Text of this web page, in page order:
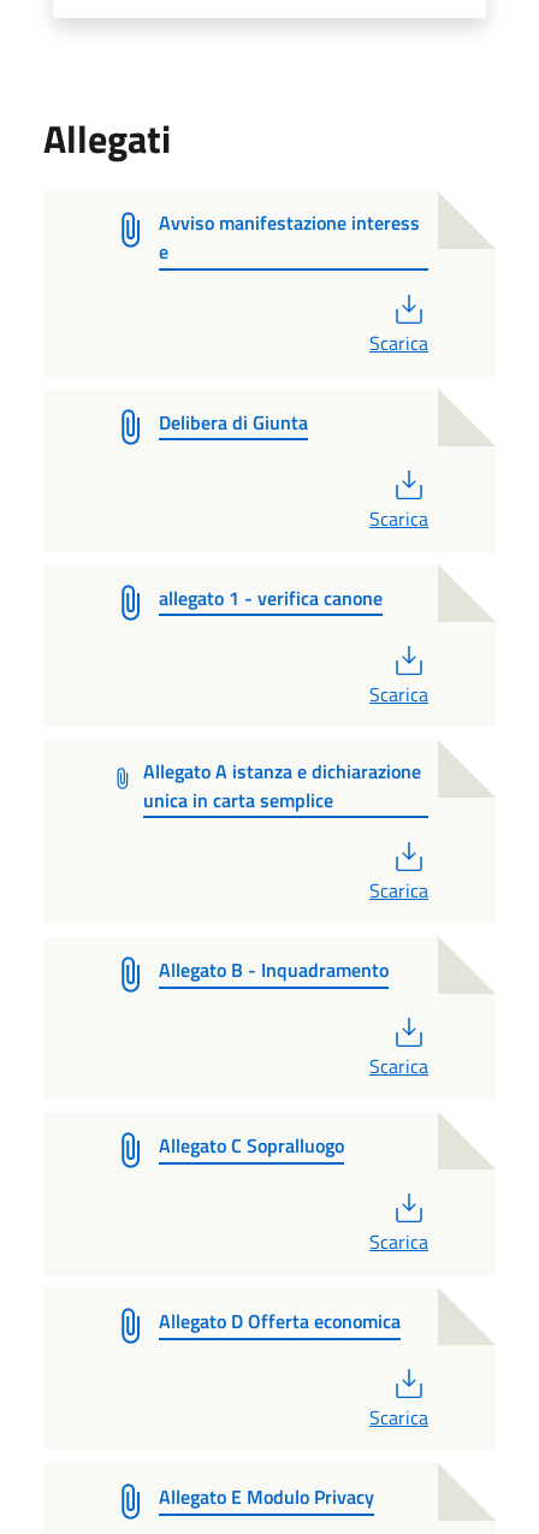
Allegati
Avviso manifestazione interess
e
Scarica
Delibera di Giunta
Scarica
allegato 1 - verifica canone
Scarica
Allegato A istanza e dichiarazione
unica in carta semplice
Scarica
Allegato B - Inquadramento
Scarica
Allegato C Sopralluogo
Scarica
Allegato D Offerta economica
Scarica
Allegato E Modulo Privacy